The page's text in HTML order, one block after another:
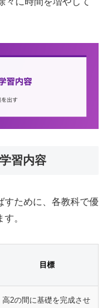
習内容
すために、各教科で優
。
目標
高2の間に基礎を完成させ